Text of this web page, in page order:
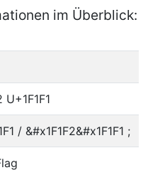
im Überblick:
U+1F1F1
/ &#x1F1F2&#x1F1F1 ;